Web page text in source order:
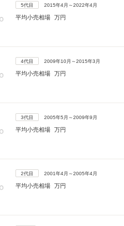
5代目 2015年4月～2022年4月
平均小売相場 万円
4代目 2009年10月～2015年3月
平均小売相場 万円
3代目 2005年5月～2009年9月
平均小売相場 万円
2代目 2001年4月～2005年4月
平均小売相場 万円